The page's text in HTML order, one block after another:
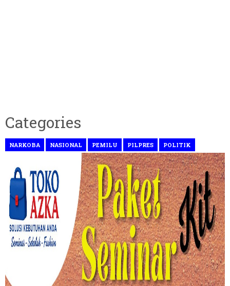
Categories
NARKOBA NASIONAL PEMILU PILPRES POLITIK